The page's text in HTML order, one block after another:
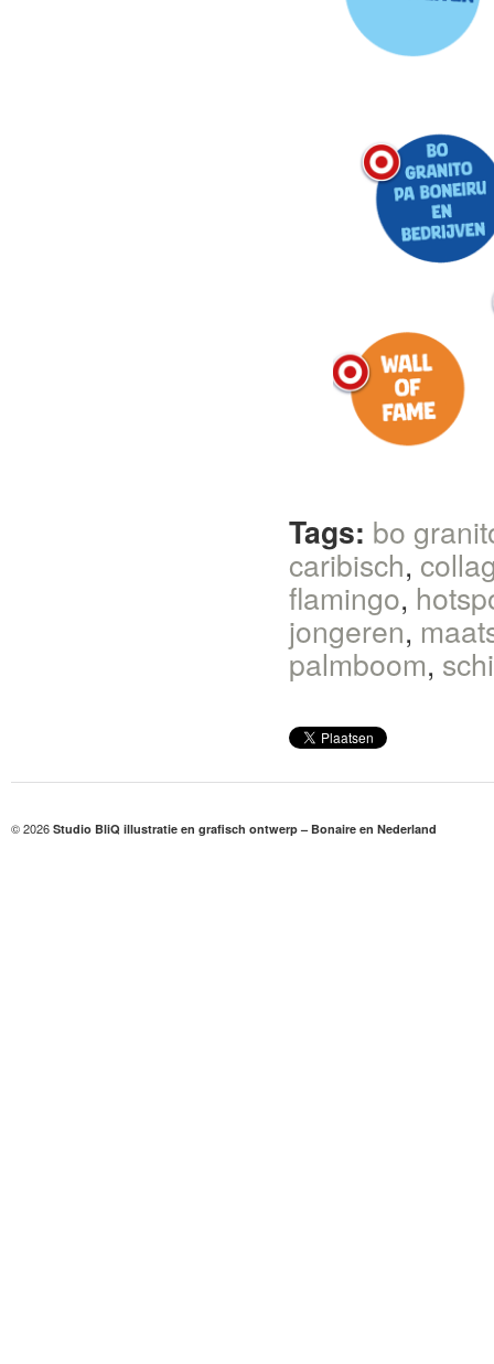
Tags: bo
caribisch,
flamingo,
jongeren,
palmboom,
© 2026 Studio BliQ illustratie en grafisch ontwerp – Bonaire en Nederland